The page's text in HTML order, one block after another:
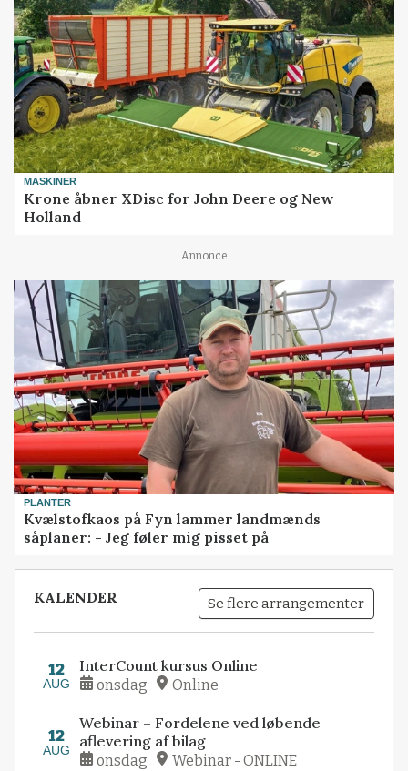
MASKINER
Krone åbner XDisc for John Deere og New
Holland
Annonce
PLANTER
Kvælstofkaos på Fyn lammer landmænds
såplaner: - Jeg føler mig pisset på
KALENDER Se flere arrangementer
12
AUG
InterCount kursus Online
onsdag Online
12
AUG
Webinar – Fordelene ved løbende
aflevering af bilag
onsdag Webinar - ONLINE